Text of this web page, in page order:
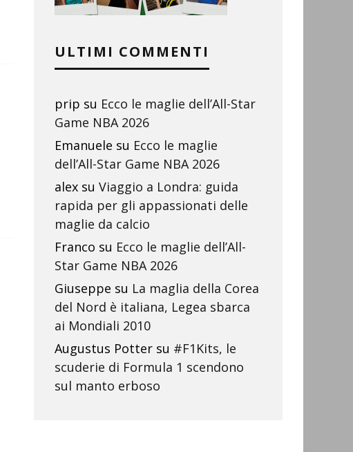
ULTIMI COMMENTI
prip su Ecco le maglie dell’All-Star
Game NBA 2026
Emanuele su Ecco le maglie
dell’All-Star Game NBA 2026
alex su Viaggio a Londra: guida
rapida per gli appassionati delle
maglie da calcio
Franco su Ecco le maglie dell’All-
Star Game NBA 2026
Giuseppe su La maglia della Corea
del Nord è italiana, Legea sbarca
ai Mondiali 2010
Augustus Potter su #F1Kits, le
scuderie di Formula 1 scendono
sul manto erboso